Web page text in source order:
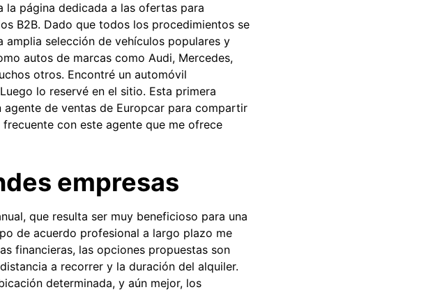
la página dedicada a las ofertas para
B2B. Dado que todos los procedimientos se
amplia selección de vehículos populares y
autos de marcas como Audi, Mercedes,
otros. Encontré un automóvil
lo reservé en el sitio. Esta primera
de ventas de Europcar para compartir
con este agente que me ofrece
empresas
que resulta ser muy beneficioso para una
de acuerdo profesional a largo plazo me
financieras, las opciones propuestas son
a recorrer y la duración del alquiler.
determinada, y aún mejor, los